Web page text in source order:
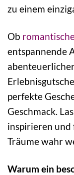
zu einem
Ob
entspannende
perfekte
Geschmack.
inspirieren und
Träume wahr
Warum ein